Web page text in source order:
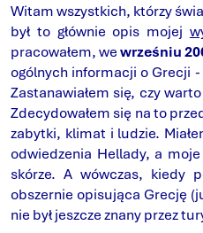
Witam wszystkich, którzy
był to głównie opis mojej
pracowałem, wewrześniu
ogólnych informacji o Grecji
Zastanawiałem się, czy
Zdecydowałem się na to
zabytki, klimat i ludzie.
odwiedzenia Hellady, a
skórze. A wówczas, kiedy
obszernie opisująca Grecję
nie był jeszcze znany przez